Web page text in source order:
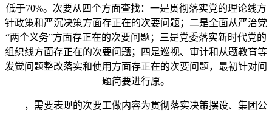
低于70%。次要从四个方面查找：一是贯彻落实党的理论线方
针政策和严沉决策方面存正在的次要问题；二是全面从严治党
“两个义务”方面存正在的次要问题；三是党委落实新时代党的
组织线方面存正在的次要问题；四是巡视、审计和从题教育等
发觉问题整改落实和使用方面存正在的次要问题，最初针对问
题简要进行原。
，需要表现的次要工做内容为贯彻落实决策摆设、集团公